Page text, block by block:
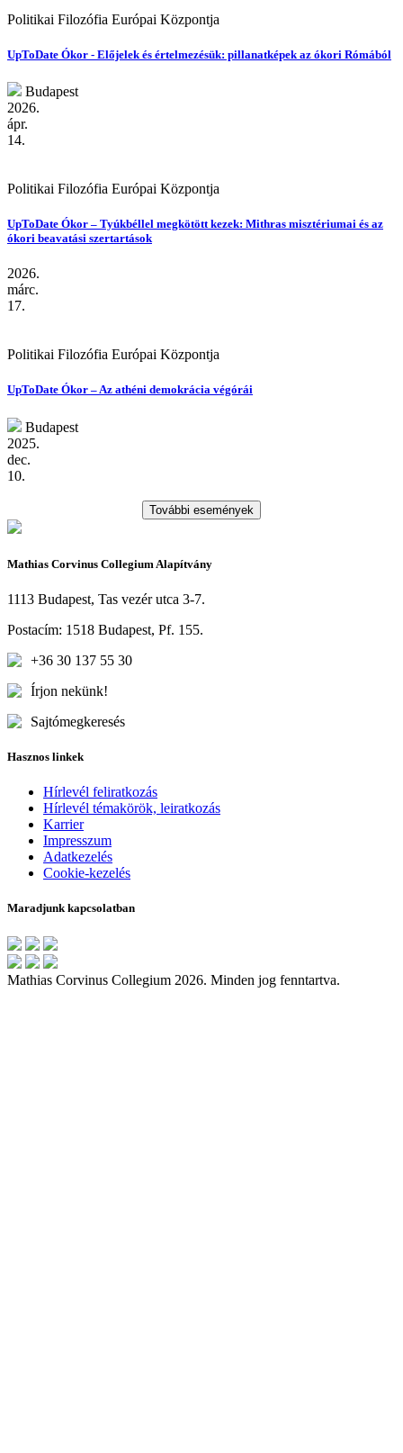
Politikai Filozófia Európai Központja
UpToDate Ókor - Előjelek és értelmezésük: pillanatképek az ókori Rómából
Budapest
2026.
ápr.
14.
Politikai Filozófia Európai Központja
UpToDate Ókor – Tyúkbéllel megkötött kezek: Mithras misztériumai és az
ókori beavatási szertartások
2026.
márc.
17.
Politikai Filozófia Európai Központja
UpToDate Ókor – Az athéni demokrácia végórái
Budapest
2025.
dec.
10.
További események
Mathias Corvinus Collegium Alapítvány
1113 Budapest, Tas vezér utca 3-7.
Postacím: 1518 Budapest, Pf. 155.
+36 30 137 55 30
Írjon nekünk!
Sajtómegkeresés
Hasznos linkek
Hírlevél feliratkozás
Hírlevél témakörök, leiratkozás
Karrier
Impresszum
Adatkezelés
Cookie-kezelés
Maradjunk kapcsolatban
Mathias Corvinus Collegium 2026. Minden jog fenntartva.